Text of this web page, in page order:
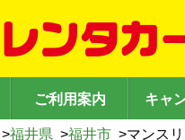
ご利用案内 キャ
>福井県 >福井市 >マンス